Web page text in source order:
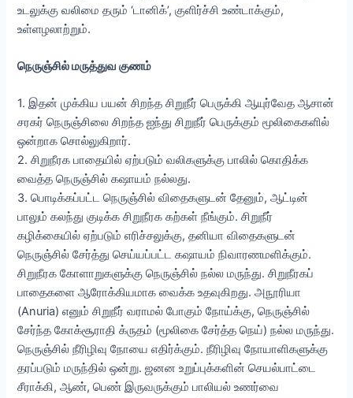
உடலுக்கு வலிமை தரும் ‘டானிக்’, குளிர்ச்சி உண்டாக்கும்,
உள்ளழலாற்றும்.
நெருஞ்சில் மருத்துவ குணம்
1. இதன் முக்கிய பயன் சிறந்த சிறுநீர் பெருக்கி ஆயுர்வேத ஆசான்
சரகர் நெருஞ்சிலை சிறந்த ஐந்து சிறுநீர் பெருக்கும் மூலிகைகளில்
ஒன்றாக சொல்லுகிறார்.
2. சிறுநீரக பாதையில் ஏற்படும் வலிகளுக்கு பாலில் கொதிக்க
வைத்த நெருஞ்சில் கஷாயம் நல்லது.
3. பொடிக்கப்பட்ட நெருஞ்சில் விதைகளுடன் தேனும், ஆட்டின்
பாலும் கலந்து குடிக்க சிறுநீரக கற்கள் நீங்கும். சிறுநீர்
கழிக்கையில் ஏற்படும் எரிச்சலுக்கு, தனியா விதைகளுடன்
நெருஞ்சில் சேர்த்து செய்யப்பட்ட கஷாயம் நிவாரணமளிக்கும்.
சிறுநீரக கோளாறுகளுக்கு நெருஞ்சில் நல்ல மருந்து. சிறுநீரகப்
பாதைகளை ஆரோக்கியமாக வைக்க உதவுகிறது. அநூரியா
(Anuria) எனும் சிறுநீர் வராமல் போகும் நோய்க்கு, நெருஞ்சில்
சேர்ந்த கோக்சூராதி க்ருதம் (மூலிகை சேர்த்த நெய்) நல்ல மருந்து.
நெருஞ்சில் நீரிழிவு நோயை எதிர்க்கும். நீரிழிவு நோயாளிகளுக்கு
தரப்படும் மருந்தில் ஒன்று. ஜனன உறுப்புக்களின் செயல்பாட்டை
சீராக்கி, ஆண், பெண் இருவருக்கும் பாலியல் உணர்வை